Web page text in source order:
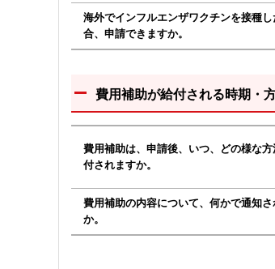
海外でインフルエンザワクチンを接種し
合、申請できますか。
費用補助が給付される時期・
費用補助は、申請後、いつ、どの様な方
付されますか。
費用補助の内容について、何かで通知さ
か。